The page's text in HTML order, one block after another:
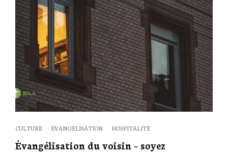
Categories
CULTURE ÉVANGÉLISATION HOSPITALITÉ
Évangélisation du voisin – soyez